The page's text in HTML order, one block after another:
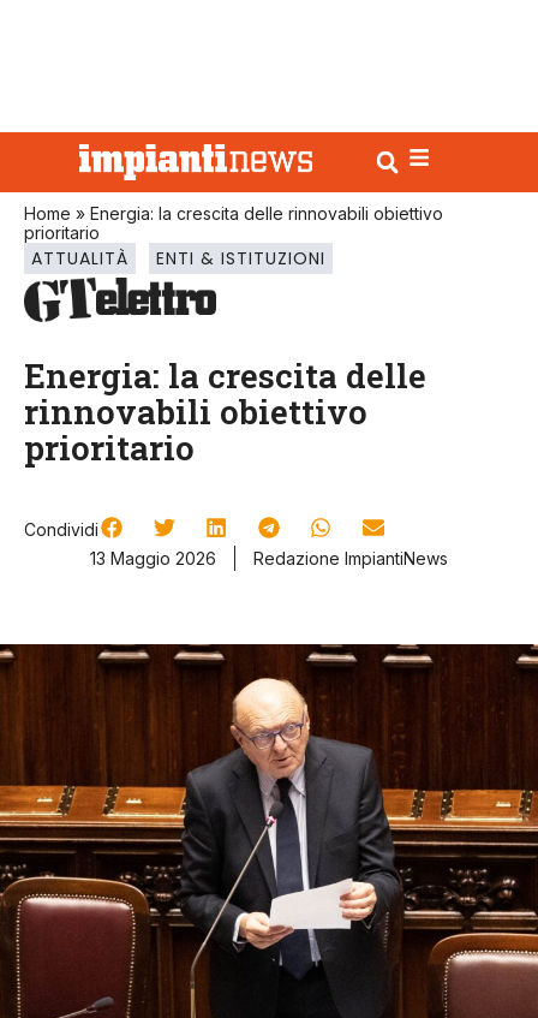
Home » Energia: la crescita delle rinnovabili obiettivo
prioritario
ATTUALITÀ ENTI & ISTITUZIONI
Energia: la crescita delle
rinnovabili obiettivo
prioritario
Condividi
13 Maggio 2026
Redazione ImpiantiNews